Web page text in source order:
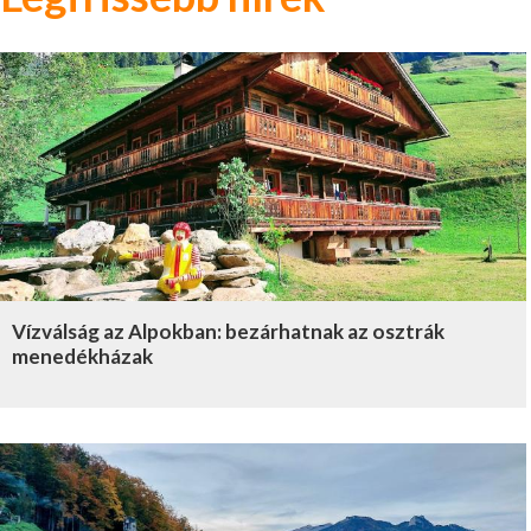
Vízválság az Alpokban: bezárhatnak az osztrák
menedékházak